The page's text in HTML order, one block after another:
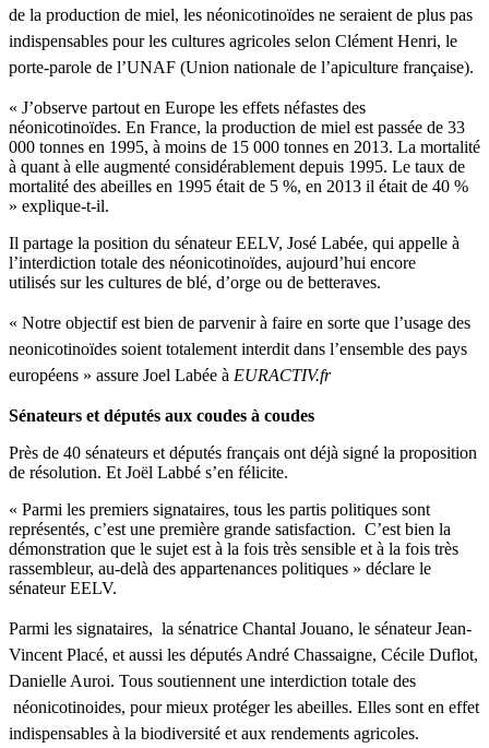
de la production de miel, les néonicotinoïdes ne seraient de plus pas
indispensables pour les cultures agricoles selon Clément Henri, le
porte-parole de l’UNAF (Union nationale de l’apiculture française).
« J’observe partout en Europe les effets néfastes des
néonicotinoïdes. En France, la production de miel est passée de 33
000 tonnes en 1995, à moins de 15 000 tonnes en 2013. La mortalité
à quant à elle augmenté considérablement depuis 1995. Le taux de
mortalité des abeilles en 1995 était de 5 %, en 2013 il était de 40 %
» explique-t-il.
Il partage la position du sénateur EELV, José Labée, qui appelle à
l’interdiction totale des néonicotinoïdes, aujourd’hui encore
utilisés sur les cultures de blé, d’orge ou de betteraves.
« Notre objectif est bien de parvenir à faire en sorte que l’usage des
neonicotinoïdes soient totalement interdit dans l’ensemble des pays
européens » assure Joel Labée à EURACTIV.fr
Sénateurs et députés aux coudes à coudes
Près de 40 sénateurs et députés français ont déjà signé la proposition
de résolution. Et Joël Labbé s’en félicite.
« Parmi les premiers signataires, tous les partis politiques sont
représentés, c’est une première grande satisfaction. C’est bien la
démonstration que le sujet est à la fois très sensible et à la fois très
rassembleur, au-delà des appartenances politiques » déclare le
sénateur EELV.
Parmi les signataires, la sénatrice Chantal Jouano, le sénateurJean-
Vincent Placé, et aussi les députés André Chassaigne, Cécile Duflot,
Danielle Auroi. Tous soutiennent une interdiction totale des
néonicotinoides, pourmieux protégerles abeilles. Elles sont en effet
indispensables à la biodiversité et aux rendements agricoles.